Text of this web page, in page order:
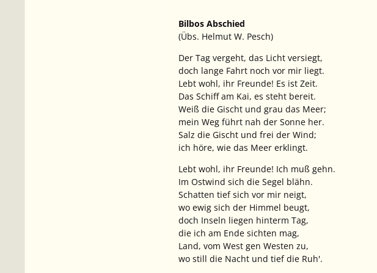
Bilbos Abschied
(Übs. Helmut W. Pesch)
Der Tag vergeht, das Licht versiegt,
doch lange Fahrt noch vor mir liegt.
Lebt wohl, ihr Freunde! Es ist Zeit.
Das Schiff am Kai, es steht bereit.
Weiß die Gischt und grau das Meer;
mein Weg führt nah der Sonne her.
Salz die Gischt und frei der Wind;
ich höre, wie das Meer erklingt.
Lebt wohl, ihr Freunde! Ich muß gehn.
Im Ostwind sich die Segel blähn.
Schatten tief sich vor mir neigt,
wo ewig sich der Himmel beugt,
doch Inseln liegen hinterm Tag,
die ich am Ende sichten mag,
Land, vom West gen Westen zu,
wo still die Nacht und tief die Ruh'.